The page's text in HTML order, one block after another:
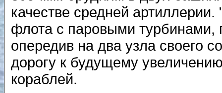
качестве средней
флота с паровыми турбинами,
опередив на два узла своего
дорогу к будущему
кораблей.